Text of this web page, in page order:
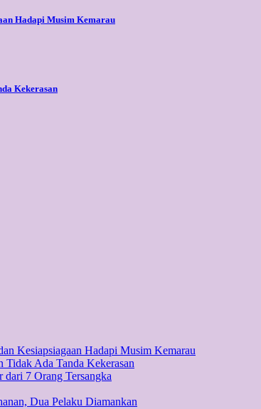
Hadapi Musim Kemarau
Kekerasan
Kesiapsiagaan Hadapi Musim Kemarau
Ada Tanda Kekerasan
7 Orang Tersangka
Dua Pelaku Diamankan